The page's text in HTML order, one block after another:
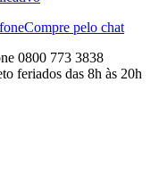
Compre pelo chat
0800 773 3838
feriados das 8h às 20h